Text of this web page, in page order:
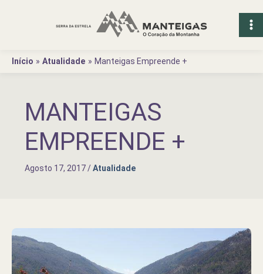
Início
Atualidade Manteigas Empreende +
MANTEIGAS
EMPREENDE +
Agosto 17, 2017/Atualidade